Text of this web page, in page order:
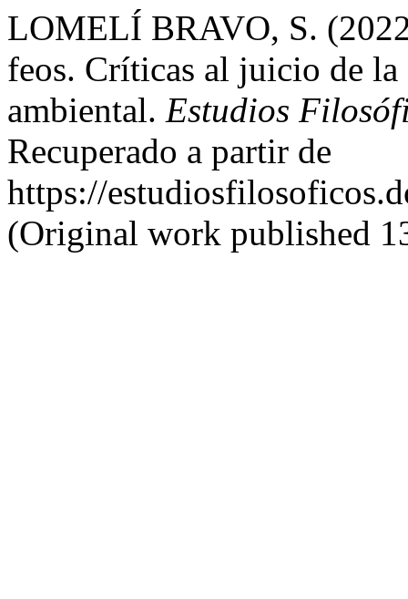
LOMELÍ BRAVO, S.
feos. Críticas al juicio de la
ambiental. Estudios
Recuperado a partir de
https://
(Original work published